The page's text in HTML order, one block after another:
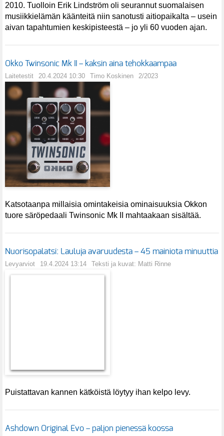
2010. Tuolloin Erik Lindström oli seurannut suomalaisen
musiikkielämän käänteitä niin sanotusti aitiopaikalta – usein
aivan tapahtumien keskipisteestä – jo yli 60 vuoden ajan.
Okko Twinsonic Mk II – kaksin aina tehokkaampaa
Laitetestit 20.4.2024 10:30 Timo Koskinen 2/2023
Katsotaanpa millaisia omintakeisia ominaisuuksia Okkon
tuore säröpedaali Twinsonic Mk II mahtaakaan sisältää.
Nuorisopalatsi: Lauluja avaruudesta – 45 mainiota minuuttia
Levyarviot 19.4.2024 13:14 Teksti ja kuvat: Matti Rinne
Puistattavan kannen kätköistä löytyy ihan kelpo levy.
Ashdown Original Evo – paljon pienessä koossa